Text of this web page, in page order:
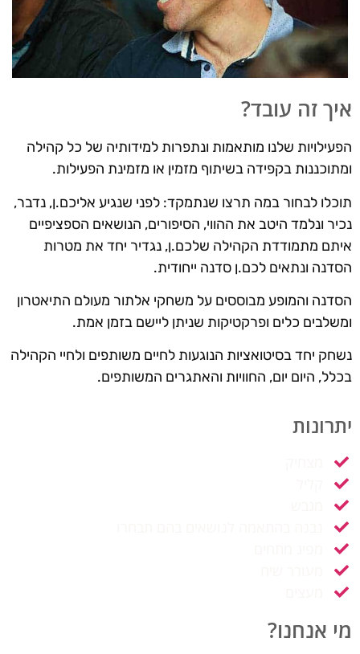
איך זה עובד?
הפעילויות שלנו מותאמות ונתפרות למידותיה של כל קהילה
ומתוכננות בקפידה בשיתוף מזמין או מזמינת הפעילות.
תוכלו לבחור במה תרצו שנתמקד: לפני שנגיע אליכם.ן, נדבר,
נכיר ונלמד היטב את ההווי, הסיפורים, הנושאים הספציפיים
איתם מתמודדת הקהילה שלכם.ן, נגדיר יחד את מטרות
הסדנה ונתאים לכם.ן סדנה ייחודית.
הסדנה והמופע מבוססים על משחקי אלתור מעולם התיאטרון
ומשלבים כלים ופרקטיקות שניתן ליישם בזמן אמת.
נשחק יחד בסיטואציות הנוגעות לחיים משותפים ולחיי הקהילה
בכלל, היום יום, החוויות והאתגרים המשותפים.
יתרונות
מי אנחנו?